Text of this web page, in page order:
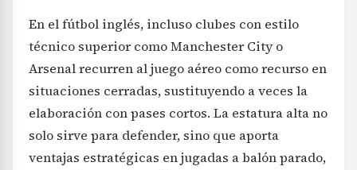
En el fútbol inglés, incluso clubes con estilo
técnico superior como Manchester City o
Arsenal recurren al juego aéreo como recurso en
situaciones cerradas, sustituyendo a veces la
elaboración con pases cortos. La estatura alta no
solo sirve para defender, sino que aporta
ventajas estratégicas en jugadas a balón parado,